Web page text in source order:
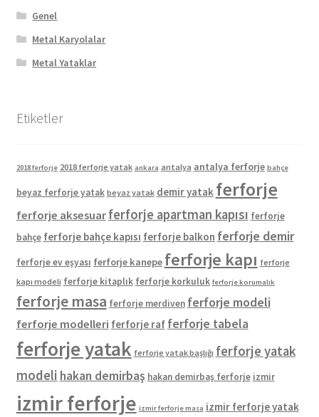
Genel
Metal Karyolalar
Metal Yataklar
Etiketler
2018 ferforje 2018 ferforje yatak ankara antalya antalya ferforje bahçe
beyaz ferforje yatak beyaz yatak demir yatak ferforje
ferforje aksesuar ferforje apartman kapısı ferforje
bahçe ferforje bahçe kapısı ferforje balkon ferforje demir
ferforje ev eşyası ferforje kanepe ferforje kapı ferforje
kapı modeli ferforje kitaplık ferforje korkuluk ferforje korumalık
ferforje masa ferforje merdiven ferforje modeli
ferforje modelleri ferforje raf ferforje tabela
ferforje yatak ferforje yatak başlığı ferforje yatak
modeli hakan demirbaş hakan demirbaş ferforje izmir
izmir ferforje izmir ferforje masa izmir ferforje yatak